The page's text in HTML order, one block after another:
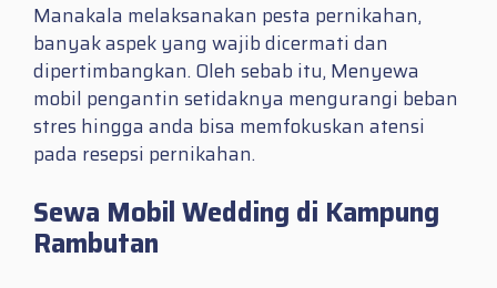
Manakala melaksanakan pesta pernikahan,
banyak aspek yang wajib dicermati dan
dipertimbangkan. Oleh sebab itu, Menyewa
mobil pengantin setidaknya mengurangi beban
stres hingga anda bisa memfokuskan atensi
pada resepsi pernikahan.
Sewa Mobil Wedding di Kampung
Rambutan